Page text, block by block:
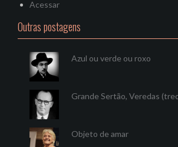
Acessar
Outras postagens
Azul ou verde ou roxo
Grande Sertão, Veredas
Objeto de amar